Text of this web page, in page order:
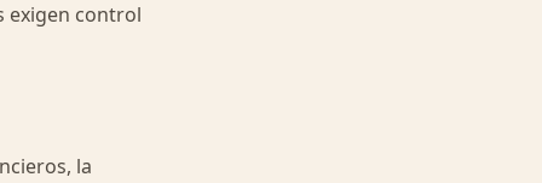
exigen control
la